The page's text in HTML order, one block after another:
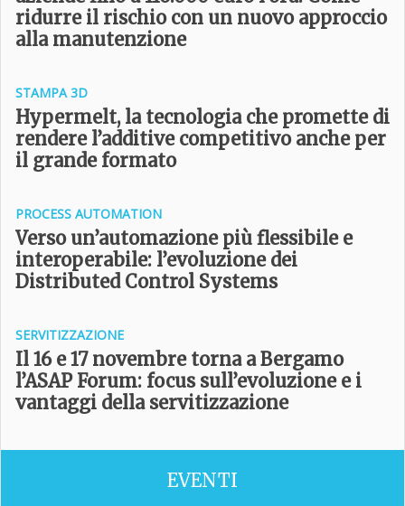
ridurre il rischio con un nuovo approccio
alla manutenzione
STAMPA 3D
Hypermelt, la tecnologia che promette di
rendere l’additive competitivo anche per
il grande formato
PROCESS AUTOMATION
Verso un’automazione più flessibile e
interoperabile: l’evoluzione dei
Distributed Control Systems
SERVITIZZAZIONE
Il 16 e 17 novembre torna a Bergamo
l’ASAP Forum: focus sull’evoluzione e i
vantaggi della servitizzazione
EVENTI